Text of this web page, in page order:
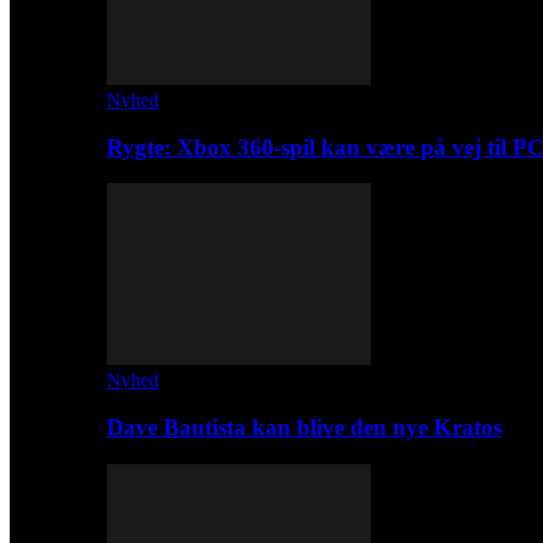
Nyhed
Rygte: Xbox 360-spil kan være på vej til PC
Nyhed
Dave Bautista kan blive den nye Kratos